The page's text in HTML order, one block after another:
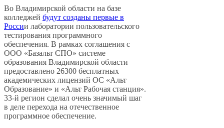
Во Владимирской области на базе
колледжей будут созданы первые в
России лаборатории пользовательского
тестирования программного
обеспечения. В рамках соглашения с
ООО «Базальт СПО» системе
образования Владимирской области
предоставлено 26300 бесплатных
академических лицензий ОС «Альт
Образование» и «Альт Рабочая станция».
33-й регион сделал очень значимый шаг
в деле перехода на отечественное
программное обеспечение.